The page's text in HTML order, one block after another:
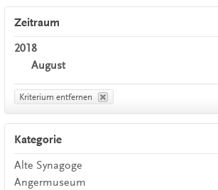
Zeitraum
2018
August
Kriterium entfernen
Kategorie
Alte Synagoge
Angermuseum